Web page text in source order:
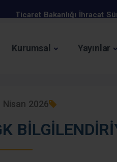
Ticaret Bakanlığı İhracat
Ekim
Kurumsal Yayınlar
Nisan 2026